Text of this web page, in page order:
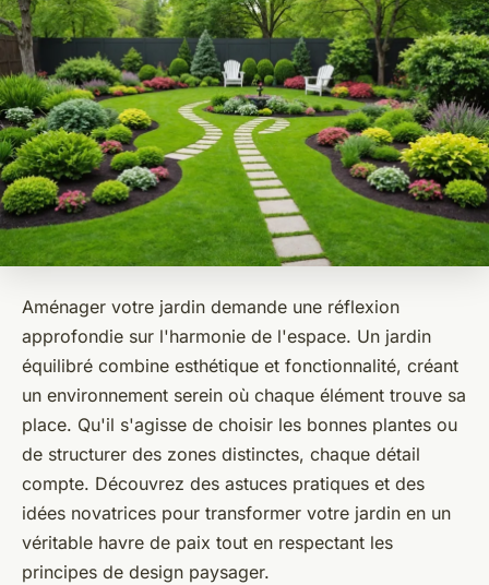
Aménager votre jardin demande une réflexion
approfondie sur l'harmonie de l'espace. Un jardin
équilibré combine esthétique et fonctionnalité, créant
un environnement serein où chaque élément trouve sa
place. Qu'il s'agisse de choisir les bonnes plantes ou
de structurer des zones distinctes, chaque détail
compte. Découvrez des astuces pratiques et des
idées novatrices pour transformer votre jardin en un
véritable havre de paix tout en respectant les
principes de design paysager.